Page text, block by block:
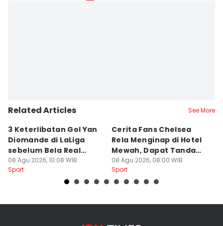
Related Articles See More
3 Keterlibatan Gol Yan
Diomande di LaLiga
sebelum Bela Real
Madrid
08 Agu 2026, 10:08 WIB
Sport
Cerita Fans Chelsea
Rela Menginap di Hotel
Mewah, Dapat Tanda
Tangan Alonso
08 Agu 2026, 08:00 WIB
Sport